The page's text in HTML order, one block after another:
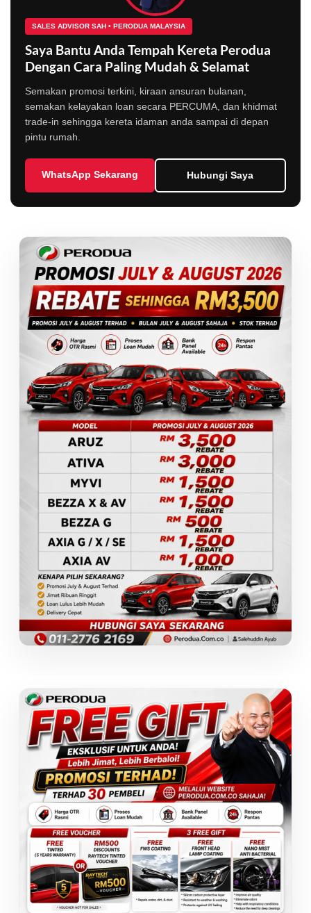
SALES ADVISOR SAH • PERODUA MALAYSIA
Saya Bantu Anda Tempah Kereta Perodua
Dengan Cara Paling Mudah & Selamat
Semakan promosi terkini, kiraan ansuran bulanan,
semakan kelayakan loan secara PERCUMA, dan khidmat
trade-in sehingga kereta idaman anda sampai di depan
pintu rumah.
WhatsApp Sekarang Hubungi Saya